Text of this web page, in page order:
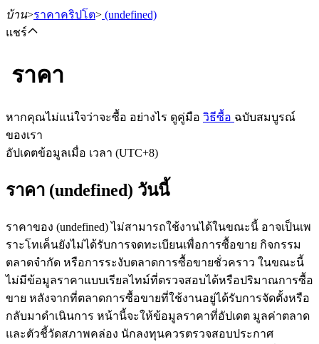
ฟิวเจอร์ส USDT
ฟิวเจอร์สที่ใช้ USDT เป็นหลักประกัน
บ้าน>ราคาคริปโต> (undefined)
แชร์
ราคา
หากคุณไม่แน่ใจว่าจะซื้อ อย่างไร ดูคู่มือ วิธีซื้อ ฉบับสมบูรณ์
ของเรา
อัปเดตข้อมูลเมื่อ เวลา (UTC+8)
ราคา (undefined) วันนี้
ราคาของ (undefined) ไม่สามารถใช้งานได้ในขณะนี้ อาจเป็นเพ
ราะโทเค็นยังไม่ได้รับการจดทะเบียนเพื่อการซื้อขาย กิจกรรม
ตลาดจำกัด หรือการระงับตลาดการซื้อขายชั่วคราว ในขณะนี้
ไม่มีข้อมูลราคาแบบเรียลไทม์ที่ตรวจสอบได้หรือปริมาณการซื้อ
ขาย หลังจากที่ตลาดการซื้อขายที่ใช้งานอยู่ได้รับการจัดตั้งหรือ
กลับมาดำเนินการ หน้านี้จะให้ข้อมูลราคาที่อัปเดต มูลค่าตลาด
และตัวชี้วัดสภาพคล่อง นักลงทุนควรตรวจสอบประกาศ